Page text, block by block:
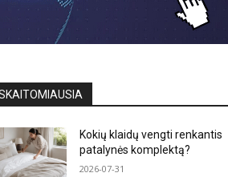
Kokių klaidų vengti renkantis
patalynės komplektą?
2026-07-31